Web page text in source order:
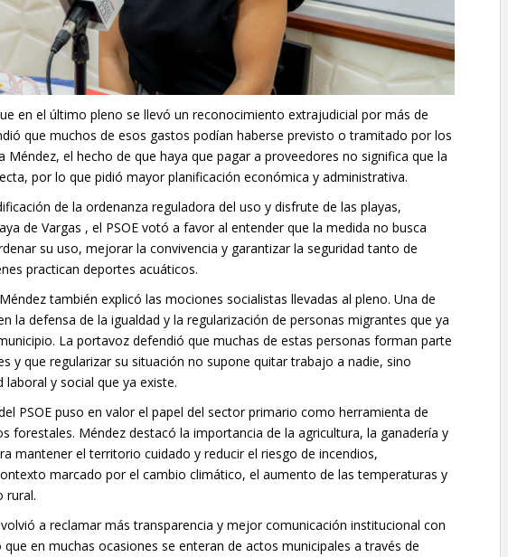
en el último pleno se llevó un reconocimiento extrajudicial por más de
que muchos de esos gastos podían haberse previsto o tramitado por los
Méndez, el hecho de que haya que pagar a proveedores no significa que la
por lo que pidió mayor planificación económica y administrativa.
de la ordenanza reguladora del uso y disfrute de las playas,
de Vargas , el PSOE votó a favor al entender que la medida no busca
su uso, mejorar la convivencia y garantizar la seguridad tanto de
practican deportes acuáticos.
también explicó las mociones socialistas llevadas al pleno. Una de
la defensa de la igualdad y la regularización de personas migrantes que ya
La portavoz defendió que muchas de estas personas forman parte
y que regularizar su situación no supone quitar trabajo a nadie, sino
y social que ya existe.
PSOE puso en valor el papel del sector primario como herramienta de
forestales. Méndez destacó la importancia de la agricultura, la ganadería y
mantener el territorio cuidado y reducir el riesgo de incendios,
marcado por el cambio climático, el aumento de las temperaturas y
rural.
a reclamar más transparencia y mejor comunicación institucional con
en muchas ocasiones se enteran de actos municipales a través de